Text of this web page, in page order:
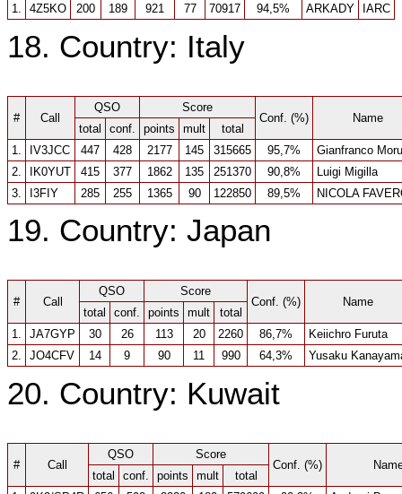
1.
4Z5KO 200 189 921 77 70917 94,5% ARKADY IARC
18. Country: Italy
# Call
QSO
Score
Conf. (%)
Name
total
conf. points mult
total
1.
IV3JCC 447 428 2177 145 315665 95,7%
Gianfranco
2.
IK0YUT 415 377 1862 135 251370 90,8%
Luigi Migilla
3.
I3FIY 285 255 1365 90 122850 89,5% NICOLA
19. Country: Japan
# Call
QSO
Score
Conf. (%)
Name
total
conf. points mult
total
1.
JA7GYP 30 26 113 20 2260 86,7%
Keiichro Furuta
2.
JO4CFV 14 9 90 11 990 64,3% Yusaku
20. Country: Kuwait
# Call
QSO
Score
Conf. (%)
total
conf. points mult
total